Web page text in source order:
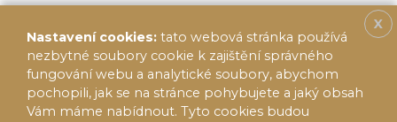
X
Nastavení cookies: tato webová stránka používá
nezbytné soubory cookie k zajištění správného
fungování webu a analytické soubory, abychom
pochopili, jak se na stránce pohybujete a jaký obsah
Vám máme nabídnout. Tyto cookies budou